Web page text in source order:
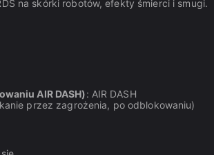
na skórki robotów, efekty śmierci i smugi.
AIR DASH): AIR DASH
przez zagrożenia, po odblokowaniu)